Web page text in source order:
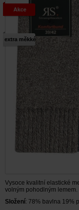
extra měkké
Akce
Vysoce kvalitní elastické
volným pohodlným lemem.
Složení: 78% bavlna 19%